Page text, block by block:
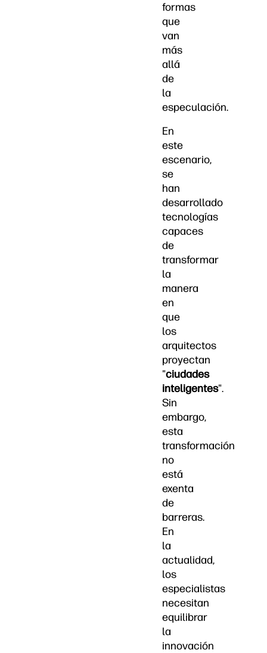
formas
que
van
más
allá
de
la
especulación.
En
este
escenario,
se
han
desarrollado
tecnologías
capaces
de
transformar
la
manera
en
que
los
arquitectos
proyectan
"ciudades
inteligentes".
Sin
embargo,
esta
transformación
no
está
exenta
de
barreras.
En
la
actualidad,
los
especialistas
necesitan
equilibrar
la
innovación